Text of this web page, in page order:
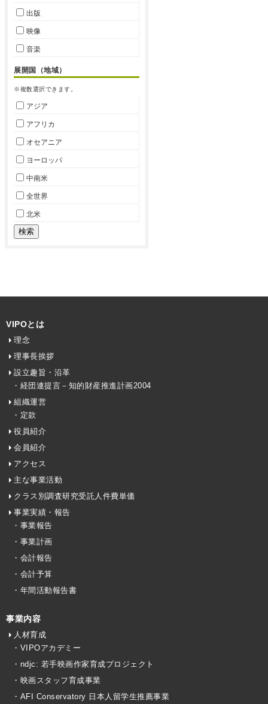
出版
映像
音楽
展開国（地域）
※複数選択できます。
アジア
アフリカ
オセアニア
ヨーロッパ
中南米
全世界
北米
VIPOとは
理念
理事長挨拶
設立趣旨・沿革
・経団連提言－知的財産推進計画2004
組織運営
・定款
役員紹介
会員紹介
アクセス
主な事業活動
クラス別調査研究受託人件費単価
事業実績・報告
・事業報告
・事業計画
・会計報告
・会計予算
・年間活動報告書
事業内容
人材育成
・VIPOアカデミー
・ndjc: 若手映画作家育成プロジェクト
・映画スタッフ育成事業
・AFI Conservatory 日本人留学生推薦事業